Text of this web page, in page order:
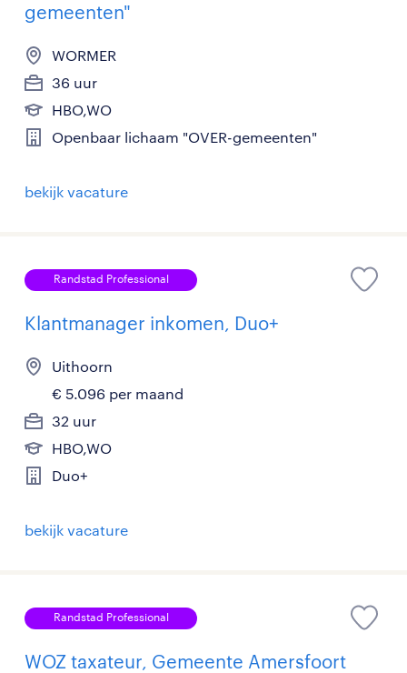
gemeenten"
WORMER
36 uur
HBO,WO
Openbaar lichaam "OVER-gemeenten"
bekijk vacature
Randstad Professional
Klantmanager inkomen, Duo+
Uithoorn
€ 5.096 per maand
32 uur
HBO,WO
Duo+
bekijk vacature
Randstad Professional
WOZ taxateur, Gemeente Amersfoort